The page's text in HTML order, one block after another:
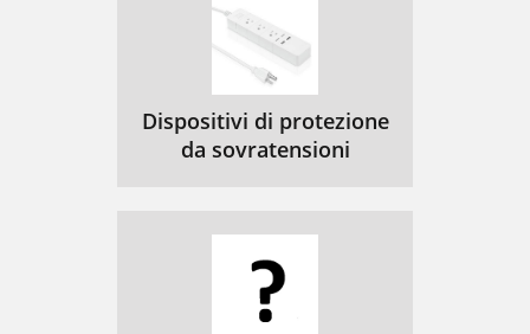
Dispositivi di protezione
da sovratensioni